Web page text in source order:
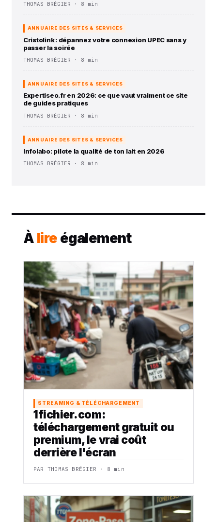
THOMAS BRÉGIER · 8 min
ANNUAIRE DES SITES & SERVICES
Cristolink : dépannez votre connexion UPEC sans y
passer la soirée
THOMAS BRÉGIER · 8 min
ANNUAIRE DES SITES & SERVICES
Expertiseo.fr en 2026: ce que vaut vraiment ce site
de guides pratiques
THOMAS BRÉGIER · 8 min
ANNUAIRE DES SITES & SERVICES
Infolabo: pilote la qualité de ton lait en 2026
THOMAS BRÉGIER · 8 min
À lire également
STREAMING & TÉLÉCHARGEMENT
1fichier.com:
téléchargement gratuit ou
premium, le vrai coût
derrière l'écran
PAR THOMAS BRÉGIER · 8 min